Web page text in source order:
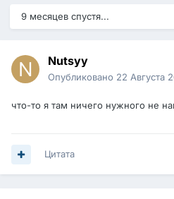
9 месяцев спустя...
Nutsyy
Опубликовано 22 Августа
что-то я там ничего нужного не
Цитата